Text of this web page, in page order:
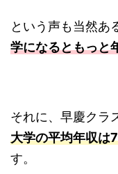
という声も当然あ
学になるともっと
それに、早慶クラ
大学の平均年収は
す。